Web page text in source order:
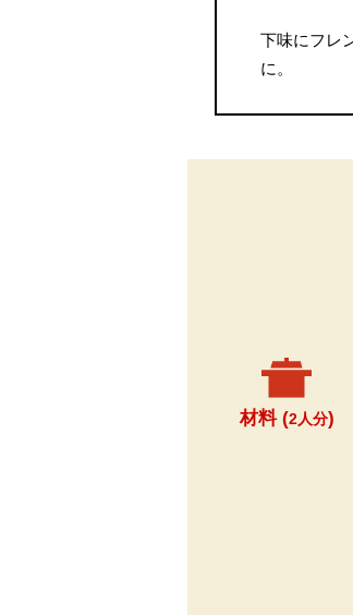
下味にフレ
に。
材料 (2人分)